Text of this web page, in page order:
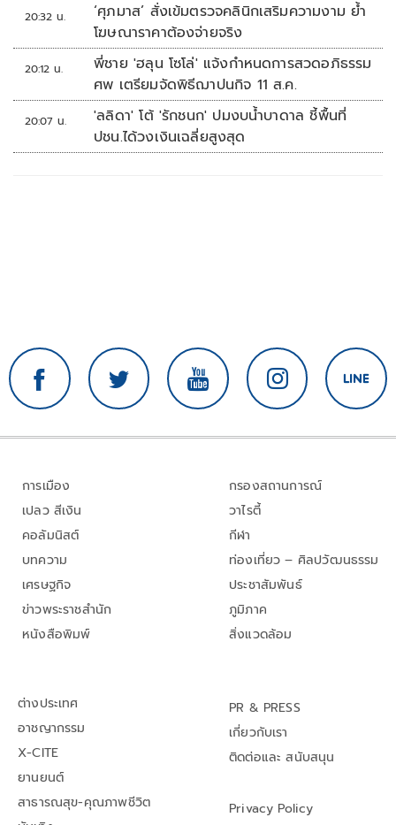
20:32 น.
‘ศุภมาส’ สั่งเข้มตรวจคลินิกเสริมความงาม ย้ำ
โฆษณาราคาต้องจ่ายจริง
20:12 น.
พี่ชาย 'ฮลุน โซโล่' แจ้งกำหนดการสวดอภิธรรม
ศพ เตรียมจัดพิธีฌาปนกิจ 11 ส.ค.
20:07 น.
'ลลิดา' โต้ 'รักชนก' ปมงบน้ำบาดาล ชี้พื้นที่
ปชน.ได้วงเงินเฉลี่ยสูงสุด
การเมือง
เปลว สีเงิน
คอลัมนิสต์
บทความ
เศรษฐกิจ
ข่าวพระราชสำนัก
หนังสือพิมพ์
กรองสถานการณ์
วาไรตี้
กีฬา
ท่องเที่ยว – ศิลปวัฒนธรรม
ประชาสัมพันธ์
ภูมิภาค
สิ่งแวดล้อม
ต่างประเทศ
อาชญากรรม
X-CITE
ยานยนต์
สาธารณสุข-คุณภาพชีวิต
PR & PRESS
เกี่ยวกับเรา
ติดต่อและ สนับสนุน
Privacy Policy